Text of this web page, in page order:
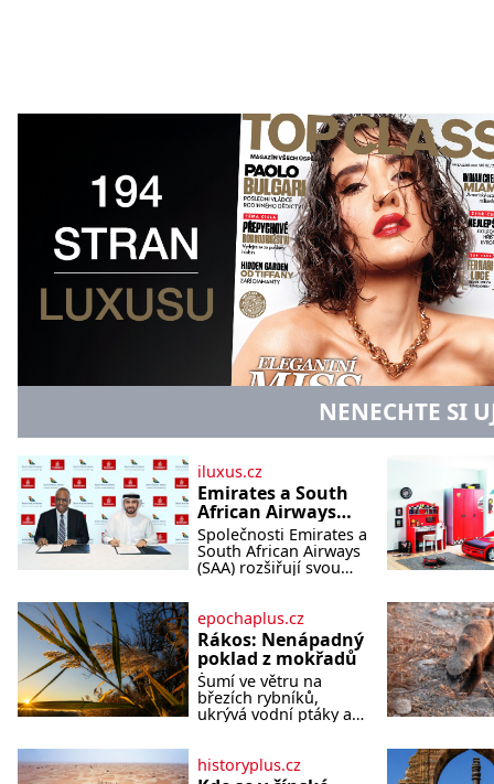
NENECHTE SI
iluxus.cz
Emirates a South
African Airways
rozšiřují
partnerství.
Cestujícím nově
jižní a střední
Africe
Společnosti Emirates a
South African Airways
(SAA) rozšiřují svou
spolupráci. Nová
reciproční dohoda
zpřístupní cestujícím
devět dalších destinací
v jižní a střední Africe
a u
epochaplus.cz
Rákos: Nenápadný
poklad z mokřadů
Šumí ve větru na
březích rybníků,
ukrývá vodní ptáky a
povšimnutí. Přesto
historyplus.cz